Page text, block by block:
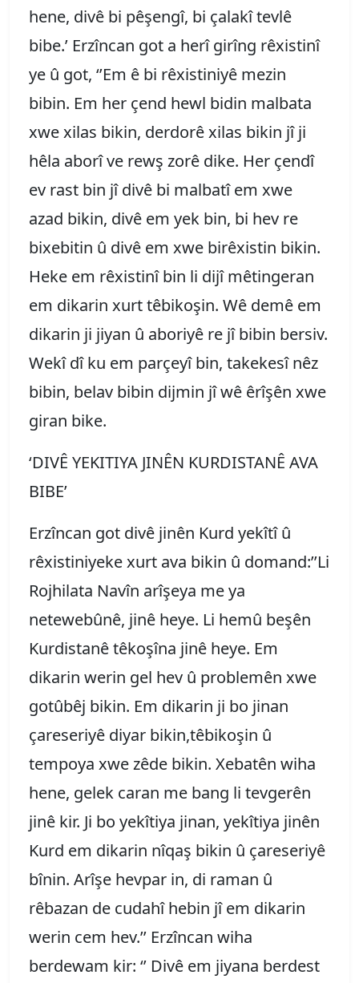
hene, divê bi pêşengî, bi çalakî tevlê
bibe.’ Erzîncan got a herî girîng rêxistinî
ye û got, ‘’Em ê bi rêxistiniyê mezin
bibin. Em her çend hewl bidin malbata
xwe xilas bikin, derdorê xilas bikin jî ji
hêla aborî ve rewş zorê dike. Her çendî
ev rast bin jî divê bi malbatî em xwe
azad bikin, divê em yek bin, bi hev re
bixebitin û divê em xwe birêxistin bikin.
Heke em rêxistinî bin li dijî mêtingeran
em dikarin xurt têbikoşin. Wê demê em
dikarin ji jiyan û aboriyê re jî bibin bersiv.
Wekî dî ku em parçeyî bin, takekesî nêz
bibin, belav bibin dijmin jî wê êrîşên xwe
giran bike.
‘DIVÊ YEKITIYA JINÊN KURDISTANÊ AVA
BIBE’
Erzîncan got divê jinên Kurd yekîtî û
rêxistiniyeke xurt ava bikin û domand:’’Li
Rojhilata Navîn arîşeya me ya
netewebûnê, jinê heye. Li hemû beşên
Kurdistanê têkoşîna jinê heye. Em
dikarin werin gel hev û problemên xwe
gotûbêj bikin. Em dikarin ji bo jinan
çareseriyê diyar bikin,têbikoşin û
tempoya xwe zêde bikin. Xebatên wiha
hene, gelek caran me bang li tevgerên
jinê kir. Ji bo yekîtiya jinan, yekîtiya jinên
Kurd em dikarin nîqaş bikin û çareseriyê
bînin. Arîşe hevpar in, di raman û
rêbazan de cudahî hebin jî em dikarin
werin cem hev.’’ Erzîncan wiha
berdewam kir: ‘’ Divê em jiyana berdest